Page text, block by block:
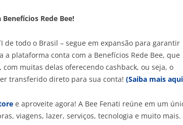
Rede Bee!
de todo o Brasil – segue em expansão para garantir
plataforma conta com a Benefícios Rede Bee, que
muitas delas oferecendo cashback, ou seja, o
transferido direto para sua conta! (Saiba mais
e aproveite agora! A Bee Fenati reúne em um
viagens, lazer, serviços, tecnologia e muito mais.